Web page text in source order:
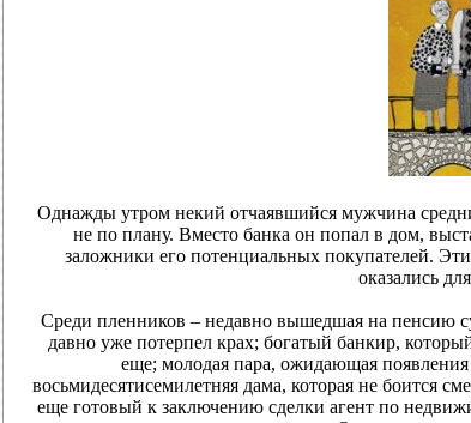
Однажды утром некий отчаявшийся мужчина
не по плану. Вместо банка он попал в дом,
заложники его потенциальных покупателей.
оказались
Среди пленников – недавно вышедшая на пенсию
давно уже потерпел крах; богатый банкир,
еще; молодая пара, ожидающая
восьмидесятисемилетняя дама, которая не боится
еще готовый к заключению сделки агент по